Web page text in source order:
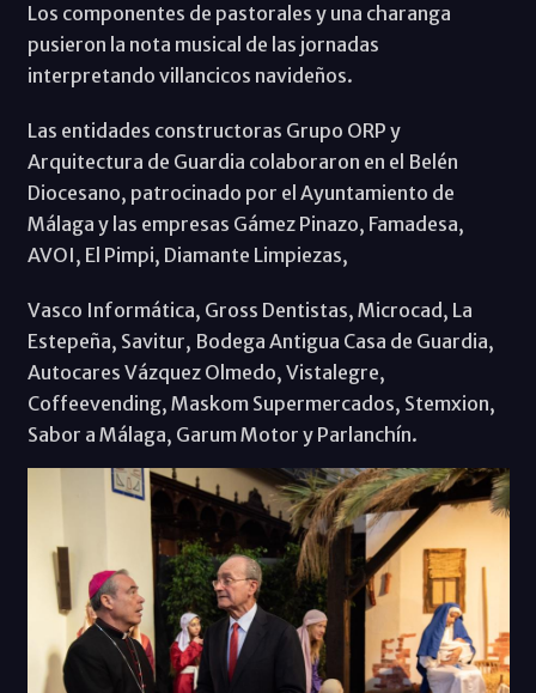
Los componentes de pastorales y una charanga
pusieron la nota musical de las jornadas
interpretando villancicos navideños.
Las entidades constructoras Grupo ORP y
Arquitectura de Guardia colaboraron en el Belén
Diocesano, patrocinado por el Ayuntamiento de
Málaga y las empresas Gámez Pinazo, Famadesa,
AVOI, El Pimpi, Diamante Limpiezas,
Vasco Informática, Gross Dentistas, Microcad, La
Estepeña, Savitur, Bodega Antigua Casa de Guardia,
Autocares Vázquez Olmedo, Vistalegre,
Coffeevending, Maskom Supermercados, Stemxion,
Sabor a Málaga, Garum Motor y Parlanchín.